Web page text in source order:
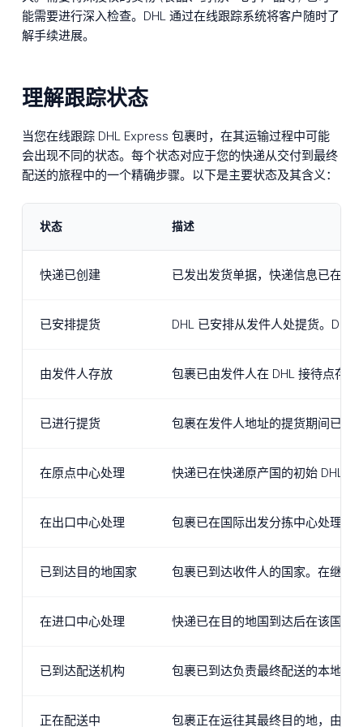
能需要进行深入检查。DHL 通过在线跟踪系统将客户随时了
解手续进展。
理解跟踪状态
当您在线跟踪 DHL Express 包裹时，在其运输过程中可能
会出现不同的状态。每个状态对应于您的快递从交付到最终
配送的旅程中的一个精确步骤。以下是主要状态及其含义：
状态 描述
快递已创建 已发出发货单据，快递信息已在
已安排提货 DHL 已安排从发件人处提货。
由发件人存放 包裹已由发件人在 DHL 接待点存
已进行提货 包裹在发件人地址的提货期间已被
在原点中心处理 快递已在快递原产国的初始 DHL
在出口中心处理 包裹已在国际出发分拣中心处理，
已到达目的地国家 包裹已到达收件人的国家。在继续
在进口中心处理 快递已在目的地国到达后在该国的
已到达配送机构 包裹已到达负责最终配送的本地
正在配送中 包裹正在运往其最终目的地，由